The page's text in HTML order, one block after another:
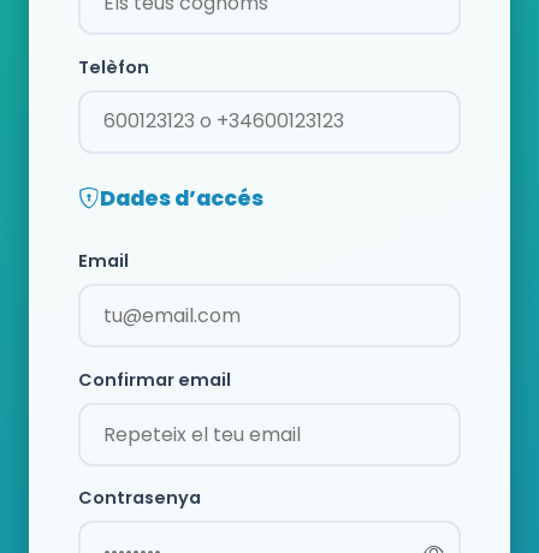
Telèfon
Dades d’accés
Email
Confirmar email
Contrasenya